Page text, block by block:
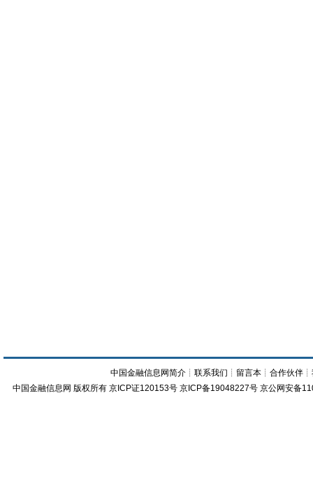
中国金融信息网简介 ┊联系我们 ┊ 留言本 ┊合作伙伴 ┊
中国金融信息网 版权所有 京ICP证120153号 京ICP备19048227号 京公网安备